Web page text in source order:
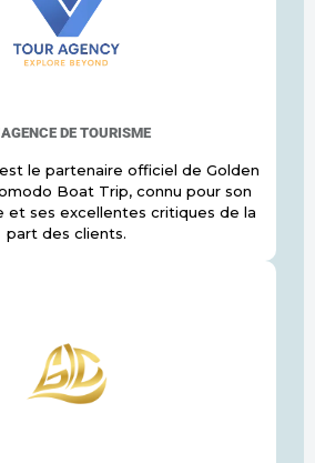
DE TOURISME
le partenaire officiel de Golden
Boat Trip, connu pour son
et ses excellentes critiques de la
part des clients.